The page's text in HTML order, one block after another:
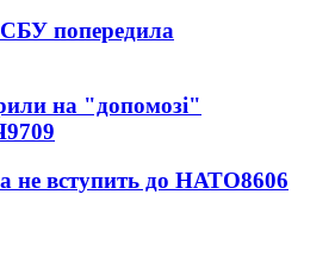
попередила
на "допомозі"
9709
не вступить до НАТО8606